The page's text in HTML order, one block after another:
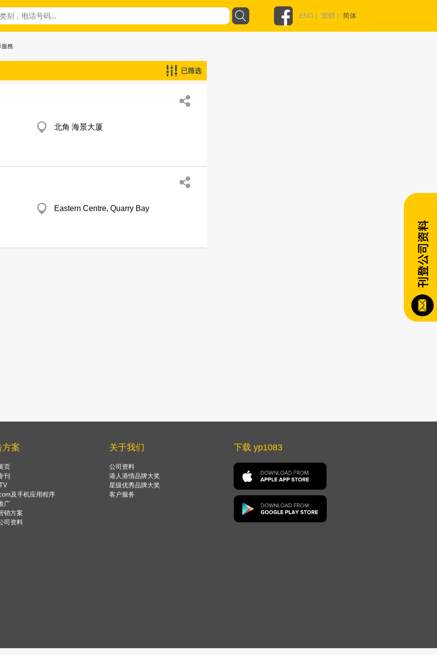
ENG | 繁體 | 简体
務
已筛选
北角 海景大厦
Eastern Centre, Quarry Bay
方案
页
刊
及手机应用程序
广
销方案
司资料
关于我们
公司资料
港人港情品牌大奖
星级优秀品牌大奖
客户服务
下载 yp1083